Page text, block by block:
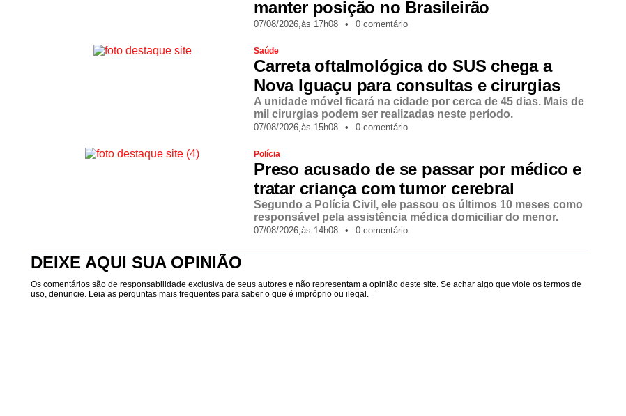
manter posição no Brasileirão
07/08/2026,às 17h08 • 0 comentário
Saúde
Carreta oftalmológica do SUS chega a
Nova Iguaçu para consultas e cirurgias
A unidade móvel ficará na cidade por cerca de 45 dias. Mais de
mil cirurgias podem ser realizadas neste período.
07/08/2026,às 15h08 • 0 comentário
Polícia
Preso acusado de se passar por médico e
tratar criança com tumor cerebral
Segundo a Polícia Civil, ele passou os últimos 10 meses como
responsável pela assistência médica domiciliar do menor.
07/08/2026,às 14h08 • 0 comentário
DEIXE AQUI SUA OPINIÃO
Os comentários são de responsabilidade exclusiva de seus autores e não representam a opinião deste site. Se achar algo que viole os termos de
uso, denuncie. Leia as perguntas mais frequentes para saber o que é impróprio ou ilegal.